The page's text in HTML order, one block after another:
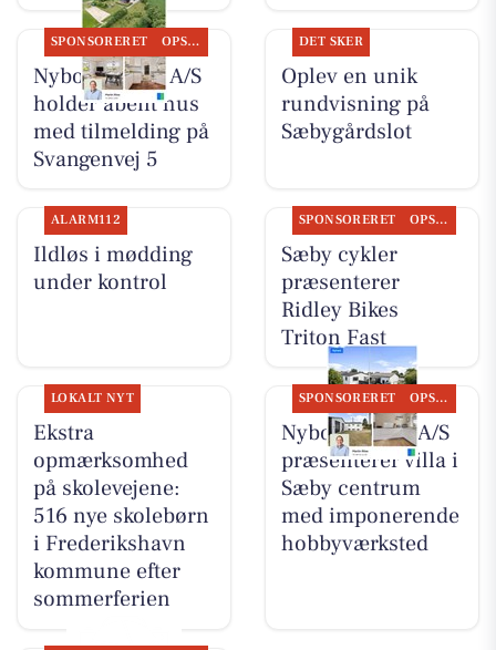
SPONSORERET OPSLAGSTAVLEN
Nybolig Sæby A/S
holder åbent hus
med tilmelding på
Svangenvej 5
DET SKER
Oplev en unik
rundvisning på
Sæbygårdslot
ALARM112
Ildløs i mødding
under kontrol
SPONSORERET OPSLAGSTAVLEN
Sæby cykler
præsenterer
Ridley Bikes
Triton Fast
LOKALT NYT
Ekstra
opmærksomhed
på skolevejene:
516 nye skolebørn
i Frederikshavn
kommune efter
sommerferien
SPONSORERET OPSLAGSTAVLEN
Nybolig Sæby A/S
præsenterer villa i
Sæby centrum
med imponerende
hobbyværksted